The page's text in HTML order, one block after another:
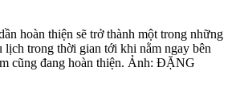
hoàn thiện sẽ trở thành một trong những
lịch trong thời gian tới khi nằm ngay bên
cũng đang hoàn thiện. Ảnh: ĐẶNG